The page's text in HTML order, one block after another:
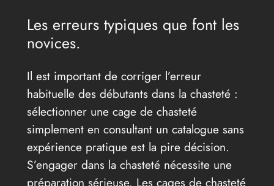
Les erreurs typiques que font les
novices.
Il est important de corriger l’erreur
habituelle des débutants dans la chasteté :
sélectionner une cage de chasteté
simplement en consultant un catalogue sans
expérience pratique est la pire décision.
S’engager dans la chasteté nécessite une